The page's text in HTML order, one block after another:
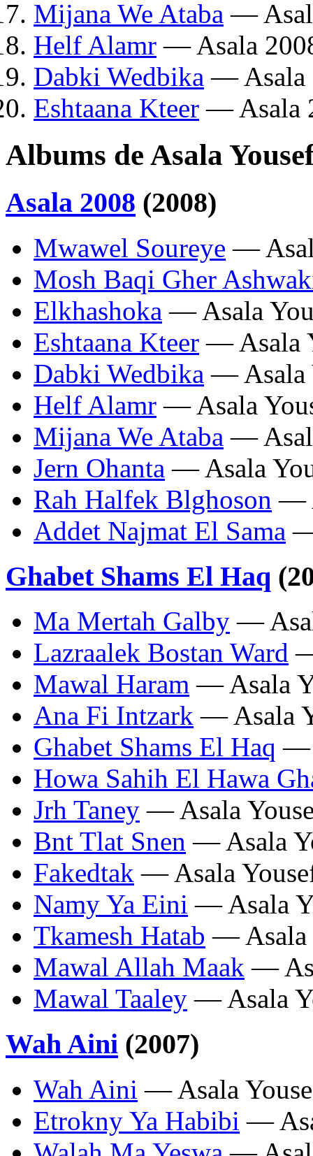
Mijana We Ataba —
Helf Alamr — Asala
Dabki Wedbika — Asala
Eshtaana Kteer — Asala
Albums de Asala
Asala 2008 (2008)
Mwawel Soureye —
Mosh Baqi Gher
Elkhashoka — Asala
Eshtaana Kteer — Asala
Dabki Wedbika — Asala
Helf Alamr — Asala
Mijana We Ataba —
Jern Ohanta — Asala
Rah Halfek Blghoson —
Addet Najmat El Sama —
Ghabet Shams El Haq
Ma Mertah Galby —
Lazraalek Bostan Ward
Mawal Haram — Asala
Ana Fi Intzark — Asala
Ghabet Shams El Haq —
Howa Sahih El Hawa
Jrh Taney — Asala
Bnt Tlat Snen — Asala
Fakedtak — Asala
Namy Ya Eini — Asala
Tkamesh Hatab — Asala
Mawal Allah Maak —
Mawal Taaley — Asala
Wah Aini (2007)
Wah Aini — Asala
Etrokny Ya Habibi —